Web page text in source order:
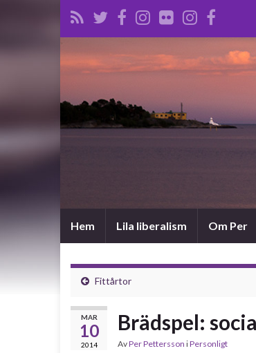
Hem Lila liberalism Om Per
Fittårtor
MAR
10
2014
Brädspel:
AvPer Pettersson iPersonligt